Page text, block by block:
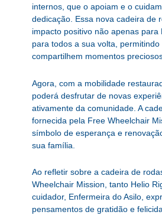
internos, que o apoiam e o
dedicação. Essa nova cadeira de
impacto positivo não apenas para
para todos a sua volta, permitindo
compartilhem momentos
Agora, com a mobilidade
poderá desfrutar de novas
ativamente da comunidade. A
fornecida pela Free Wheelchair
símbolo de esperança e
sua família.
Ao refletir sobre a cadeira de
Wheelchair Mission, tanto Helio
cuidador, Enfermeira do Asilo,
pensamentos de gratidão e